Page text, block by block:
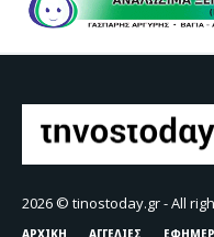
2026 © tinostoday.gr - All